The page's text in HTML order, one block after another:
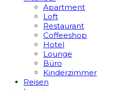
Apart­ment
Loft
Restaurant
Coffeeshop
Hotel
Lounge
Büro
Kinderzimmer
Reisen